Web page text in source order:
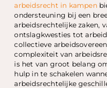
arbeidsrecht in kampen
ondersteuning bij een
arbeidsrechtelijke zaken,
ontslagkwesties tot
collectieve
complexiteit van
is het van groot belang
hulp in te schakelen
arbeidsrechtelijke